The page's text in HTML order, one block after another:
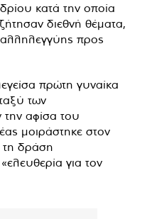
κατά την οποία
διεθνή θέματα,
προς
πρώτη γυναίκα
των
αφίσα του
μοιράστηκε στον
τη δράση
για τον